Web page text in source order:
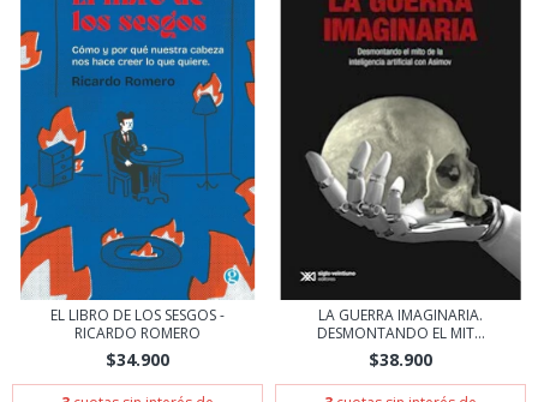
EL LIBRO DE LOS SESGOS -
RICARDO ROMERO
$34.900
LA GUERRA IMAGINARIA.
DESMONTANDO EL MIT...
$38.900